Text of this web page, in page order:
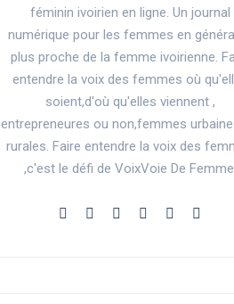
féminin ivoirien en ligne. Un journal
numérique pour les femmes en
plus proche de la femme ivoirienne.
entendre la voix des femmes où
soient,d'où qu'elles viennent ,
entrepreneures ou non,femmes
rurales. Faire entendre la voix des
,c'est le défi de VoixVoie De